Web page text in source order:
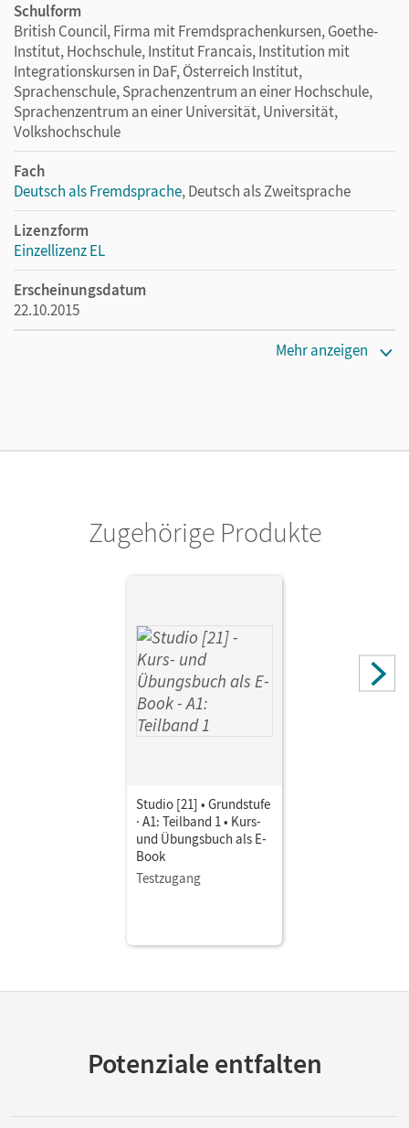
Schulform
British Council, Firma mit Fremdsprachenkursen, Goethe-
Institut, Hochschule, Institut Francais, Institution mit
Integrationskursen in DaF, Österreich Institut,
Sprachenschule, Sprachenzentrum an einer Hochschule,
Sprachenzentrum an einer Universität, Universität,
Volkshochschule
Fach
Deutsch als Fremdsprache, Deutsch als Zweitsprache
Lizenzform
Einzellizenz EL
Erscheinungsdatum
22.10.2015
Mehr anzeigen
Zugehörige Produkte
Studio [21] • Grundstufe
· A1: Teilband 1 • Kurs-
und Übungsbuch als E-
Book
Testzugang
Potenziale entfalten